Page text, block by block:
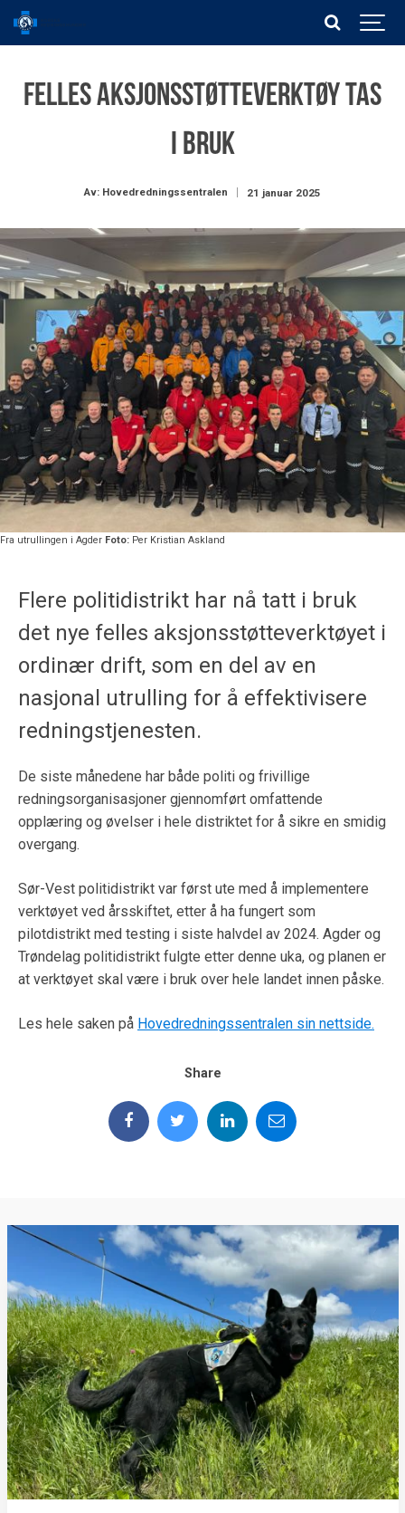
Felles aksjonsstøtteverktøy tas
i bruk
Av: Hovedredningssentralen 21 januar 2025
Fra utrullingen i Agder Foto: Per Kristian Askland
Flere politidistrikt har nå tatt i bruk
det nye felles aksjonsstøtteverktøyet i
ordinær drift, som en del av en
nasjonal utrulling for å effektivisere
redningstjenesten.
De siste månedene har både politi og frivillige
redningsorganisasjoner gjennomført omfattende
opplæring og øvelser i hele distriktet for å sikre en smidig
overgang.
Sør-Vest politidistrikt var først ute med å implementere
verktøyet ved årsskiftet, etter å ha fungert som
pilotdistrikt med testing i siste halvdel av 2024. Agder og
Trøndelag politidistrikt fulgte etter denne uka, og planen er
at verktøyet skal være i bruk over hele landet innen påske.
Les hele saken på Hovedredningssentralen sin nettside.
Share